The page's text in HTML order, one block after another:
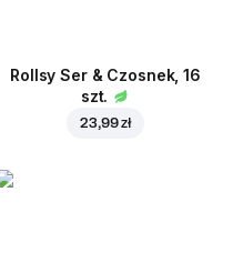
Rollsy Ser & Czosnek, 16
szt.
23,99 zł